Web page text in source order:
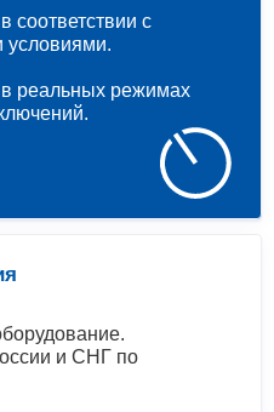
и СНГ по
соответствии с
условиями.
реальных режимах